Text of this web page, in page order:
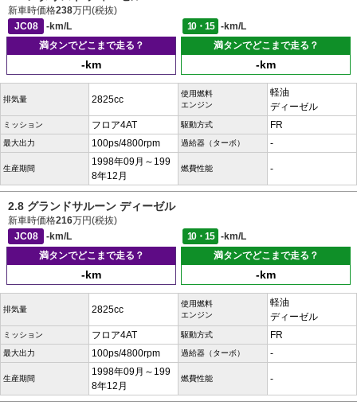
新車時価格238万円(税抜)
JC08
-km/L 10・15
-km/L
満タンでどこまで走る？
-km
満タンでどこまで走る？
-km
排気量 2825cc
使用燃料
エンジン
軽油
ディーゼル
ミッション フロア4AT 駆動方式 FR
最大出力 100ps/4800rpm 過給器（ターボ） -
生産期間
1998年09月～199
8年12月
燃費性能 -
2.8 グランドサルーン ディーゼル
新車時価格216万円(税抜)
JC08
-km/L 10・15
-km/L
満タンでどこまで走る？
-km
満タンでどこまで走る？
-km
排気量 2825cc
使用燃料
エンジン
軽油
ディーゼル
ミッション フロア4AT 駆動方式 FR
最大出力 100ps/4800rpm 過給器（ターボ） -
生産期間
1998年09月～199
8年12月
燃費性能 -